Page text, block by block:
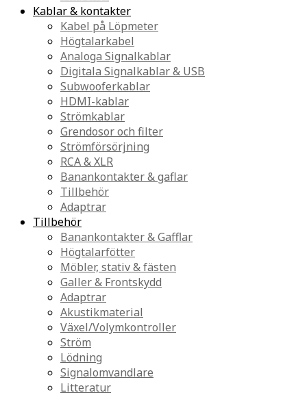
Kablar & kontakter
Kabel på Löpmeter
Högtalarkabel
Analoga Signalkablar
Digitala Signalkablar & USB
Subwooferkablar
HDMI-kablar
Strömkablar
Grendosor och filter
Strömförsörjning
RCA & XLR
Banankontakter & gaflar
Tillbehör
Adaptrar
Tillbehör
Banankontakter & Gafflar
Högtalarfötter
Möbler, stativ & fästen
Galler & Frontskydd
Adaptrar
Akustikmaterial
Växel/Volymkontroller
Ström
Lödning
Signalomvandlare
Litteratur